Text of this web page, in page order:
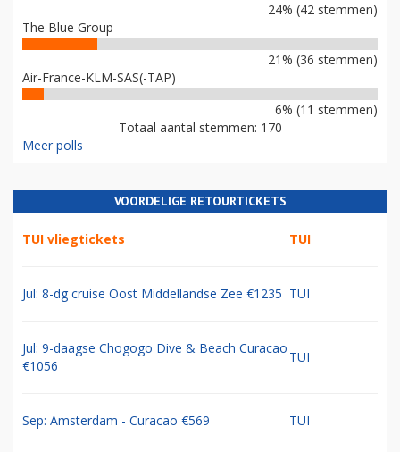
24% (42 stemmen)
The Blue Group
21% (36 stemmen)
Air-France-KLM-SAS(-TAP)
6% (11 stemmen)
Totaal aantal stemmen: 170
Meer polls
VOORDELIGE RETOURTICKETS
TUI vliegtickets TUI
Jul: 8-dg cruise Oost Middellandse Zee €1235 TUI
Jul: 9-daagse Chogogo Dive & Beach Curacao
€1056
TUI
Sep: Amsterdam - Curacao €569 TUI